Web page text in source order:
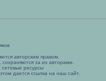
авторским правом.
за их авторами.
сетевые ресурсы
дается ссылка на наш сайт.